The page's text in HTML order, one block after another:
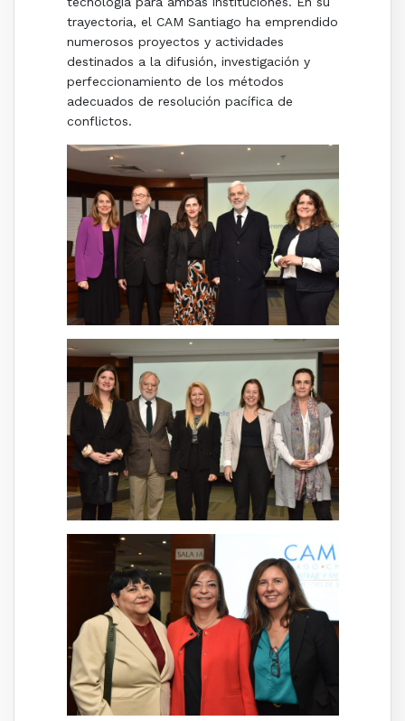
trayectoria, el CAM Santiago ha emprendido
numerosos proyectos y actividades
destinados a la difusión, investigación y
perfeccionamiento de los métodos
adecuados de resolución pacífica de
conflictos.